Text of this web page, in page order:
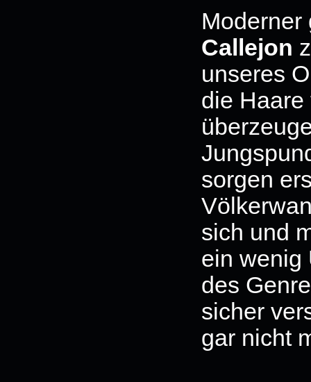
Moderner
Callejon
unseres
die
sorgen
sich und
ein wenig
des
sicher
gar nicht